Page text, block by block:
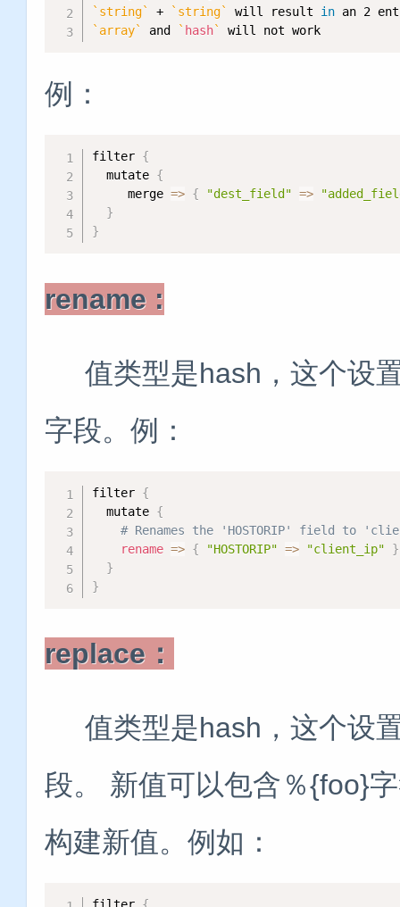
` string` + ` string` will result in an 2
` array` and ` hash` will not work
例：
filter {
  mutate
{
     merge
=> { "dest_field" =>
}
}
rename :
值类型是hash，这个设
字段。例：
filter {
  mutate
{
# Renames the 'HOSTORIP' field to
rename => { "HOSTORIP" => "client_ip"
}
}
}
replace：
值类型是hash，这个设
段。 新值可以包含％{foo}
构建新值。例如：